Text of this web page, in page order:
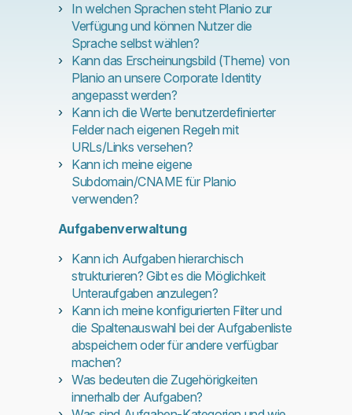
In welchen Sprachen steht Planio zur
Verfügung und können Nutzer die
Sprache selbst wählen?
Kann das Erscheinungsbild (Theme) von
Planio an unsere Corporate Identity
angepasst werden?
Kann ich die Werte benutzerdefinierter
Felder nach eigenen Regeln mit
URLs/Links versehen?
Kann ich meine eigene
Subdomain/CNAME für Planio
verwenden?
Aufgabenverwaltung
Kann ich Aufgaben hierarchisch
strukturieren? Gibt es die Möglichkeit
Unteraufgaben anzulegen?
Kann ich meine konfigurierten Filter und
die Spaltenauswahl bei der Aufgabenliste
abspeichern oder für andere verfügbar
machen?
Was bedeuten die Zugehörigkeiten
innerhalb der Aufgaben?